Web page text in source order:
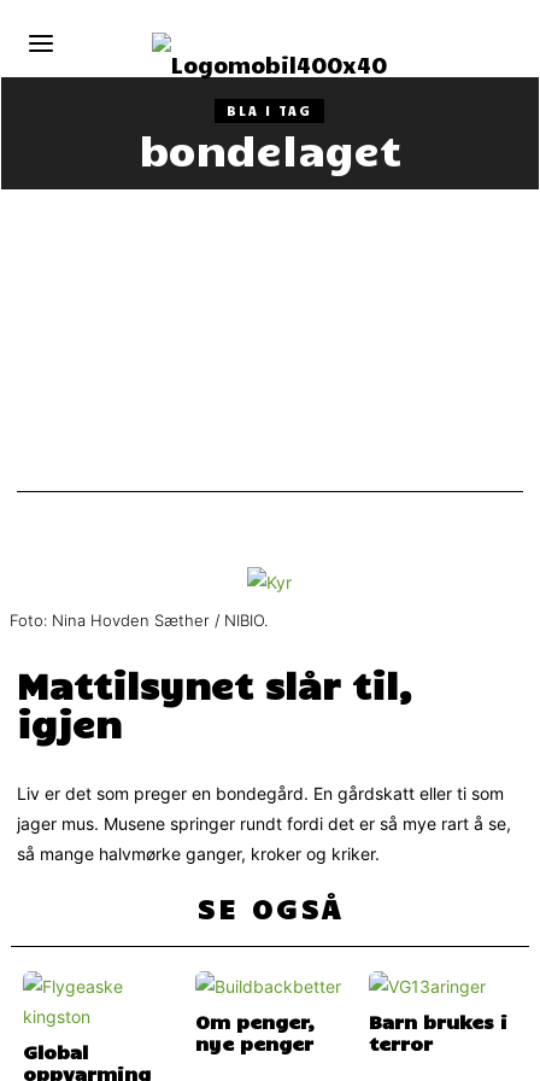
BLA I TAG
bondelaget
Foto: Nina Hovden Sæther / NIBIO.
Mattilsynet slår til,
igjen
Liv er det som preger en bondegård. En gårdskatt eller ti som
jager mus. Musene springer rundt fordi det er så mye rart å se,
så mange halvmørke ganger, kroker og kriker.
SE OGSÅ
Global
oppvarming
Om penger,
nye penger
Barn brukes i
terror